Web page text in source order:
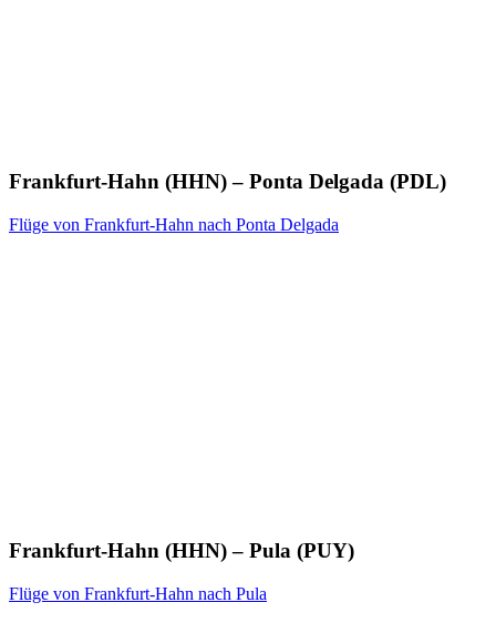
Frankfurt-Hahn (HHN) – Ponta Delgada (PDL)
Flüge von Frankfurt-Hahn nach Ponta Delgada
Frankfurt-Hahn (HHN) – Pula (PUY)
Flüge von Frankfurt-Hahn nach Pula